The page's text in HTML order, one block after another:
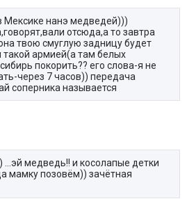
Мексике нанэ медведей)))
отсюда,а то завтра
твою смуглую задницу будет
такой армией(а там белых
покорить?? его слова-я не
через 7 часов)) передача
соперника называется
...эй медведь!! и косолапые детки
мамку позовём)) зачётная